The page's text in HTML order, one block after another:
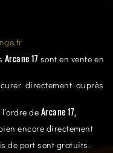
Arcane 17 sont en vente en
directement auprès
de Arcane 17,
encore directement
de port sont gratuits.